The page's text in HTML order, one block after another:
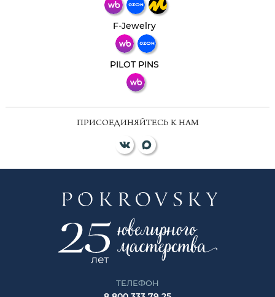
F-Jewelry
PILOT PINS
ПРИСОЕДИНЯЙТЕСЬ К НАМ
ТЕЛЕФОН